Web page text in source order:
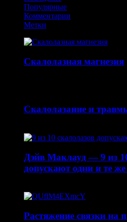
Популярные
Комментарии
Метки
Скалолазная магнезия
Скалолазание и
Дэйв Маклауд — 9 из
допускают одни и те
Растяжение связки на